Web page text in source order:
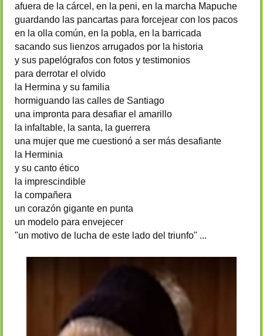
afuera de la cárcel, en la peni, en la marcha Mapuche
guardando las pancartas para forcejear con los pacos
en la olla común, en la pobla, en la barricada
sacando sus lienzos arrugados por la historia
y sus papelógrafos con fotos y testimonios
para derrotar el olvido
la Hermina y su familia
hormiguando las calles de Santiago
una impronta para desafiar el amarillo
la infaltable, la santa, la guerrera
una mujer que me cuestionó a ser más desafiante
la Herminia
y su canto ético
la imprescindible
la compañera
un corazón gigante en punta
un modelo para envejecer
"un motivo de lucha de este lado del triunfo" ...